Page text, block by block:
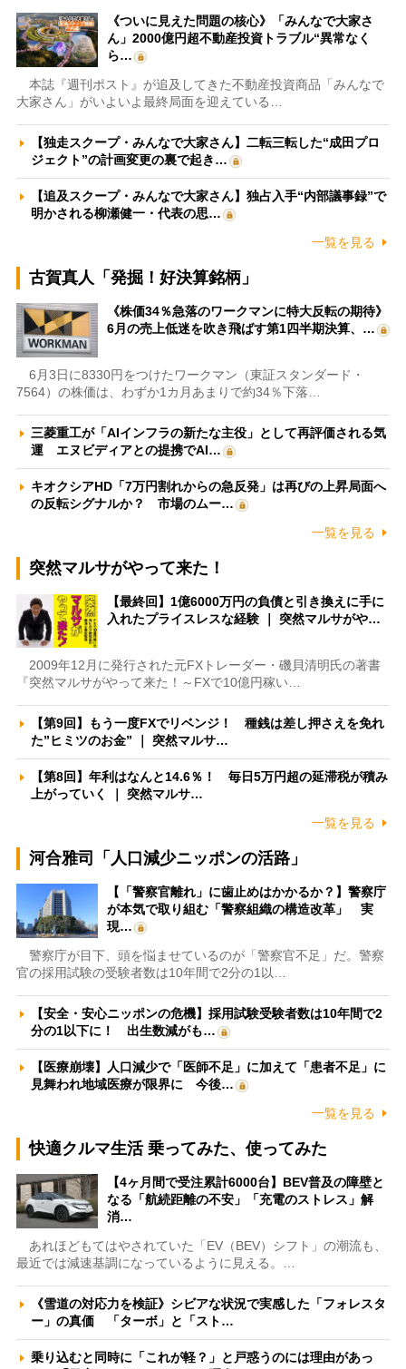
《ついに見えた問題の核心》「みんなで大家さ
ん」2000億円超不動産投資トラブル“異常なく
ら…
本誌『週刊ポスト』が追及してきた不動産投資商品「みんなで
大家さん」がいよいよ最終局面を迎えている…
【独走スクープ・みんなで大家さん】二転三転した“成田プロ
ジェクト”の計画変更の裏で起き…
【追及スクープ・みんなで大家さん】独占入手“内部議事録”で
明かされる柳瀬健一・代表の思…
一覧を見る
古賀真人「発掘！好決算銘柄」
《株価34％急落のワークマンに特大反転の期待》
6月の売上低迷を吹き飛ばす第1四半期決算、…
6月3日に8330円をつけたワークマン（東証スタンダード・
7564）の株価は、わずか1カ月あまりで約34％下落…
三菱重工が「AIインフラの新たな主役」として再評価される気
運 エヌビディアとの提携でAI…
キオクシアHD「7万円割れからの急反発」は再びの上昇局面へ
の反転シグナルか？ 市場のムー…
一覧を見る
突然マルサがやって来た！
【最終回】1億6000万円の負債と引き換えに手に
入れたプライスレスな経験 ｜ 突然マルサがや…
2009年12月に発行された元FXトレーダー・磯貝清明氏の著書
『突然マルサがやって来た！～FXで10億円稼い…
【第9回】もう一度FXでリベンジ！ 種銭は差し押さえを免れ
た”ヒミツのお金” ｜ 突然マルサ…
【第8回】年利はなんと14.6％！ 毎日5万円超の延滞税が積み
上がっていく ｜ 突然マルサ…
一覧を見る
河合雅司「人口減少ニッポンの活路」
【「警察官離れ」に歯止めはかかるか？】警察庁
が本気で取り組む「警察組織の構造改革」 実
現…
警察庁が目下、頭を悩ませているのが「警察官不足」だ。警察
官の採用試験の受験者数は10年間で2分の1以…
【安全・安心ニッポンの危機】採用試験受験者数は10年間で2
分の1以下に！ 出生数減がも…
【医療崩壊】人口減少で「医師不足」に加えて「患者不足」に
見舞われ地域医療が限界に 今後…
一覧を見る
快適クルマ生活 乗ってみた、使ってみた
【4ヶ月間で受注累計6000台】BEV普及の障壁と
なる「航続距離の不安」「充電のストレス」解
消…
あれほどもてはやされていた「EV（BEV）シフト」の潮流も、
最近では減速基調になっているように見える。…
《雪道の対応力を検証》シビアな状況で実感した「フォレスタ
ー」の真価 「ターボ」と「スト…
乗り込むと同時に「これが軽？」と戸惑うのには理由があっ